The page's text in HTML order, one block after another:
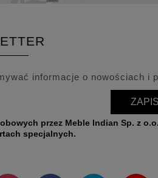
informacje o nowościach i
informacji o nowościach,
specjalnych.